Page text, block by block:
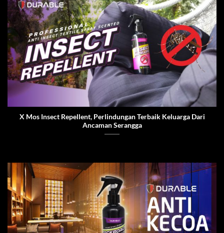
X Mos Insect Repellent, Perlindungan Terbaik Keluarga Dari
Ancaman Serangga